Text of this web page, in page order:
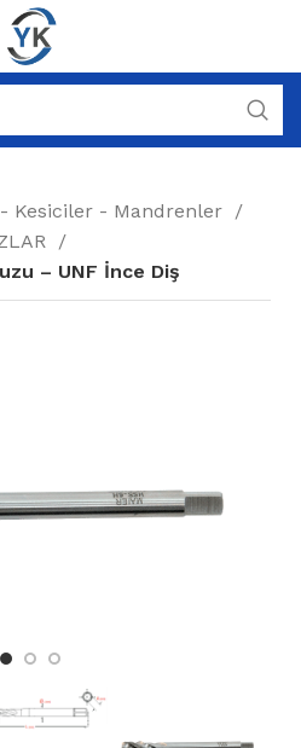
Kesiciler - Mandrenler
– UNF İnce Diş